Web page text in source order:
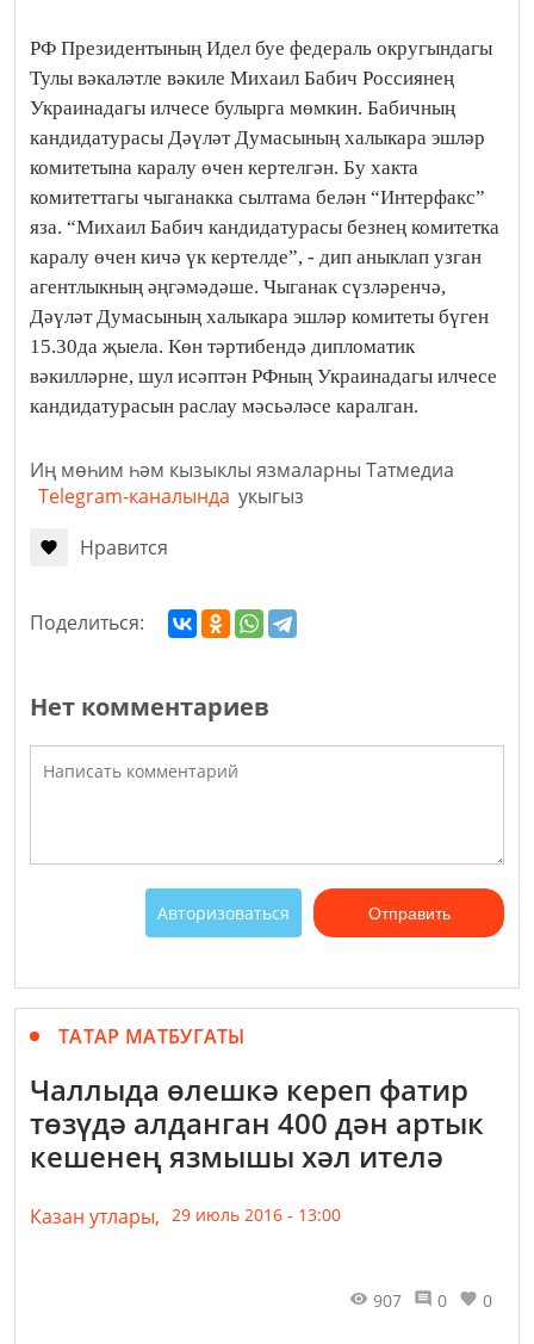
РФ Президентының Идел буе федераль округындагы
Тулы вәкаләтле вәкиле Михаил Бабич Россиянең
Украинадагы илчесе булырга мөмкин. Бабичның
кандидатурасы Дәүләт Думасының халыкара эшләр
комитетына каралу өчен кертелгән. Бу хакта
комитеттагы чыганакка сылтама белән “Интерфакс”
яза. “Михаил Бабич кандидатурасы безнең комитетка
каралу өчен кичә үк кертелде”, - дип аныклап узган
агентлыкның әңгәмәдәше. Чыганак сүзләренчә,
Дәүләт Думасының халыкара эшләр комитеты бүген
15.30да җыела. Көн тәртибендә дипломатик
вәкилләрне, шул исәптән РФның Украинадагы илчесе
кандидатурасын раслау мәсьәләсе каралган.
Иң мөһим һәм кызыклы язмаларны Татмедиа
Telegram-каналында укыгыз
Нравится
Поделиться:
Нет комментариев
Авторизоваться Отправить
ТАТАР МАТБУГАТЫ
Чаллыда өлешкә кереп фатир
төзүдә алданган 400 дән артык
кешенең язмышы хәл ителә
Казан утлары, 29 июль 2016 - 13:00
907 0 0